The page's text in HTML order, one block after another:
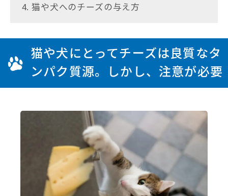
4. 猫や犬へのチーズの与え方
猫や犬にとってチーズは良質なタ
ンパク質源。しかし、注意が必要